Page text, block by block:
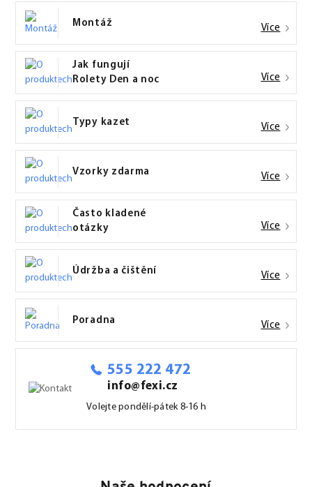
Montáž Více
Jak fungují
Rolety Den a noc
Více
Typy kazet Více
Vzorky zdarma Více
Často kladené
otázky
Více
Údržba a čištění Více
Poradna Více
555 222 472
info@fexi.cz
Volejte pondělí-pátek 8-16 h